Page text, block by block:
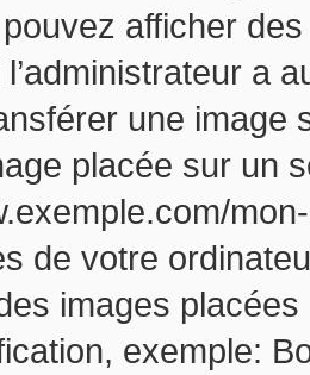
afficher
a
une image
placée sur un
de votre
images
exemple: